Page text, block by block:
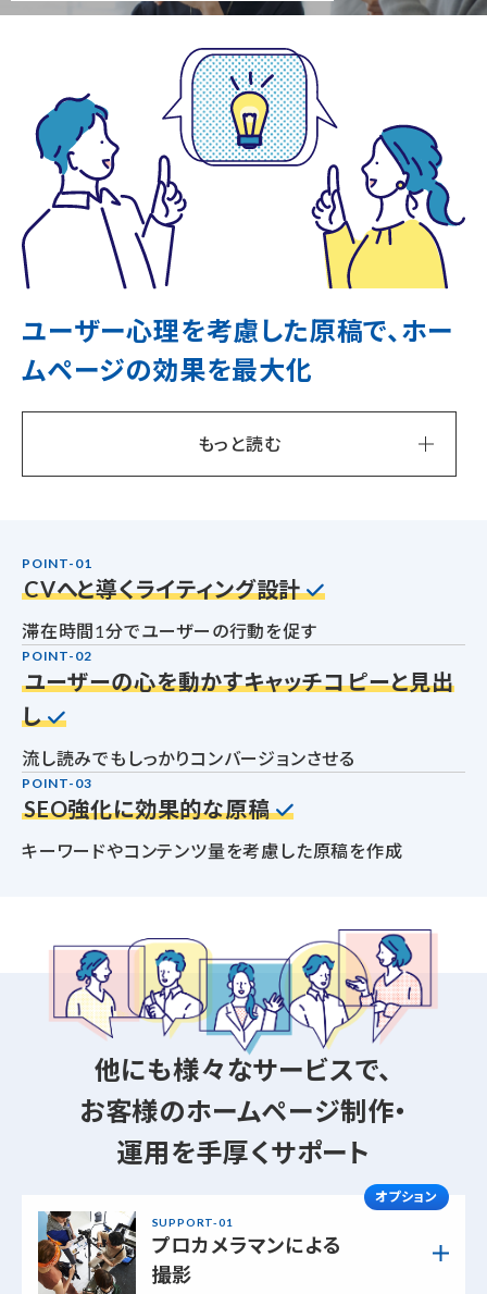
ユーザー心理を考慮した原稿で、 ホー
ムページの効果を最大化
もっと読む
POINT-01
CVへと導くライティング設計
滞在時間1分でユーザーの行動を促す
POINT-02
ユーザーの心を動かすキャッチコピーと見出
し
流し読みでもしっかりコンバージョンさせる
POINT-03
SEO強化に効果的な原稿
キーワードやコンテンツ量を考慮した原稿を作成
他にも様々なサービスで、
お客様のホームページ制作・
運用を手厚くサポート
SUPPORT-01
プロカメラマンによる
撮影
オプション